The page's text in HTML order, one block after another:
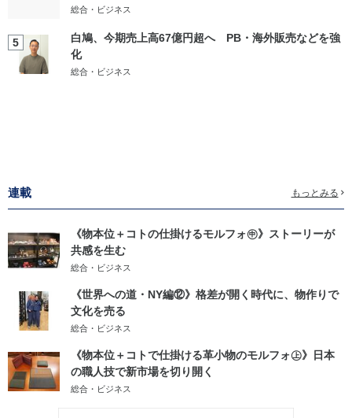
総合・ビジネス
5
白鳩、今期売上高67億円超へ PB・海外販売などを強
化
総合・ビジネス
連載 もっとみる
《物本位＋コトの仕掛けるモルフォ㊥》ストーリーが
共感を生む
総合・ビジネス
《世界への道・NY編⑫》格差が開く時代に、物作りで
文化を売る
総合・ビジネス
《物本位＋コトで仕掛ける革小物のモルフォ㊤》日本
の職人技で新市場を切り開く
総合・ビジネス